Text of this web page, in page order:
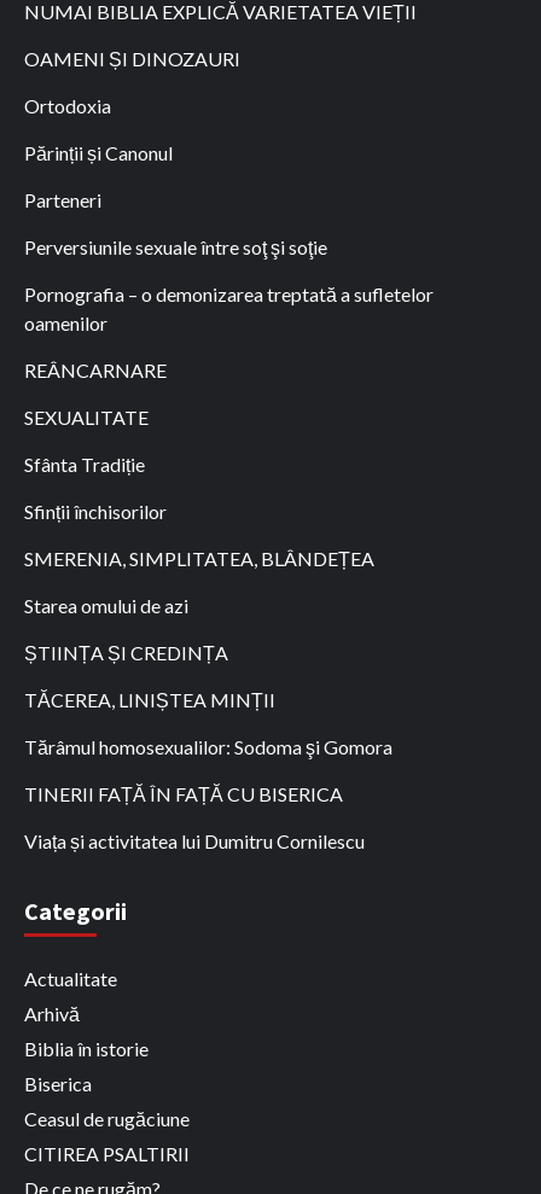
NUMAI BIBLIA EXPLICĂ VARIETATEA VIEȚII
OAMENI ȘI DINOZAURI
Ortodoxia
Părinții și Canonul
Parteneri
Perversiunile sexuale între soţ şi soţie
Pornografia – o demonizarea treptată a sufletelor
oamenilor
REÂNCARNARE
SEXUALITATE
Sfânta Tradiție
Sfinții închisorilor
SMERENIA, SIMPLITATEA, BLÂNDEȚEA
Starea omului de azi
ȘTIINȚA ȘI CREDINȚA
TĂCEREA, LINIȘTEA MINȚII
Tărâmul homosexualilor: Sodoma şi Gomora
TINERII FAȚĂ ÎN FAȚĂ CU BISERICA
Viața și activitatea lui Dumitru Cornilescu
Categorii
Actualitate
Arhivă
Biblia în istorie
Biserica
Ceasul de rugăciune
CITIREA PSALTIRII
De ce ne rugăm?